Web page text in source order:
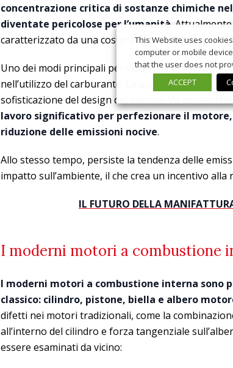
concentrazione critica di sostanze chimiche
diventate pericolose per l’umanità .
caratterizzato da una costante tendenza al rialzo.
Uno dei modi principali per ridurre le emissioni
nell’utilizzo del carburante. La quantità di
sofisticazione del design del motore. Va notato che
lavoro significativo per perfezionare il
riduzione delle emissioni nocive.
Allo stesso tempo, persiste la tendenza delle
impatto sull’ambiente, il che crea un incentivo alla
IL FUTURO DELLA
I moderni motori a combustione
I moderni motori a combustione interna
classico: cilindro, pistone, biella e albero
difetti nei motori tradizionali, come la
all’interno del cilindro e forza tangenziale
essere esaminati da vicino:
This Website uses
computer or mobile
that the user does not
ACCEPT